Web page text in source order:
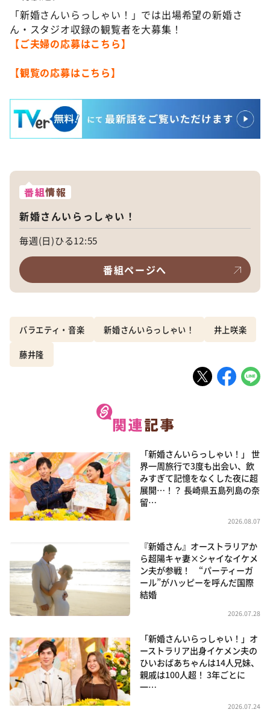
「新婚さんいらっしゃい！」では出場希望の新婚さ
ん・スタジオ収録の観覧者を大募集！
【ご夫婦の応募はこちら】
【観覧の応募はこちら】
番組情報
新婚さんいらっしゃい！
毎週(日)ひる12:55
番組ページへ
バラエティ・音楽 新婚さんいらっしゃい！ 井上咲楽
藤井隆
「新婚さんいらっしゃい！」 世
界一周旅行で3度も出会い、飲
みすぎて記憶をなくした夜に超
展開…！？ 長崎県五島列島の奈
留…
2026.08.07
『新婚さん』オーストラリアか
ら超陽キャ妻×シャイなイケメ
ン夫が参戦！ “パーティーガ
ール”がハッピーを呼んだ国際
結婚
2026.07.28
「新婚さんいらっしゃい！」オ
ーストラリア出身イケメン夫の
ひいおばあちゃんは14人兄妹、
親戚は100人超！ 3年ごとに
一…
2026.07.24